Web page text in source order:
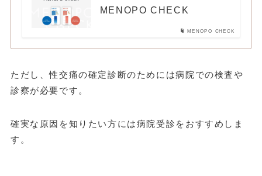
MENOPO CHECK
MENOPO CHECK
ただし、性交痛の確定診断のためには病院での検査や
診察が必要です。
確実な原因を知りたい方には病院受診をおすすめしま
す。